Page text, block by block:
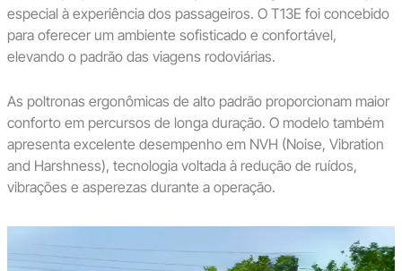
especial à experiência dos passageiros. O T13E foi concebido
para oferecer um ambiente sofisticado e confortável,
elevando o padrão das viagens rodoviárias.
As poltronas ergonômicas de alto padrão proporcionam maior
conforto em percursos de longa duração. O modelo também
apresenta excelente desempenho em NVH (Noise, Vibration
and Harshness), tecnologia voltada à redução de ruídos,
vibrações e asperezas durante a operação.